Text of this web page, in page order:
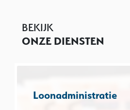
BEKIJK
ONZE DIENSTEN
Loonadministratie